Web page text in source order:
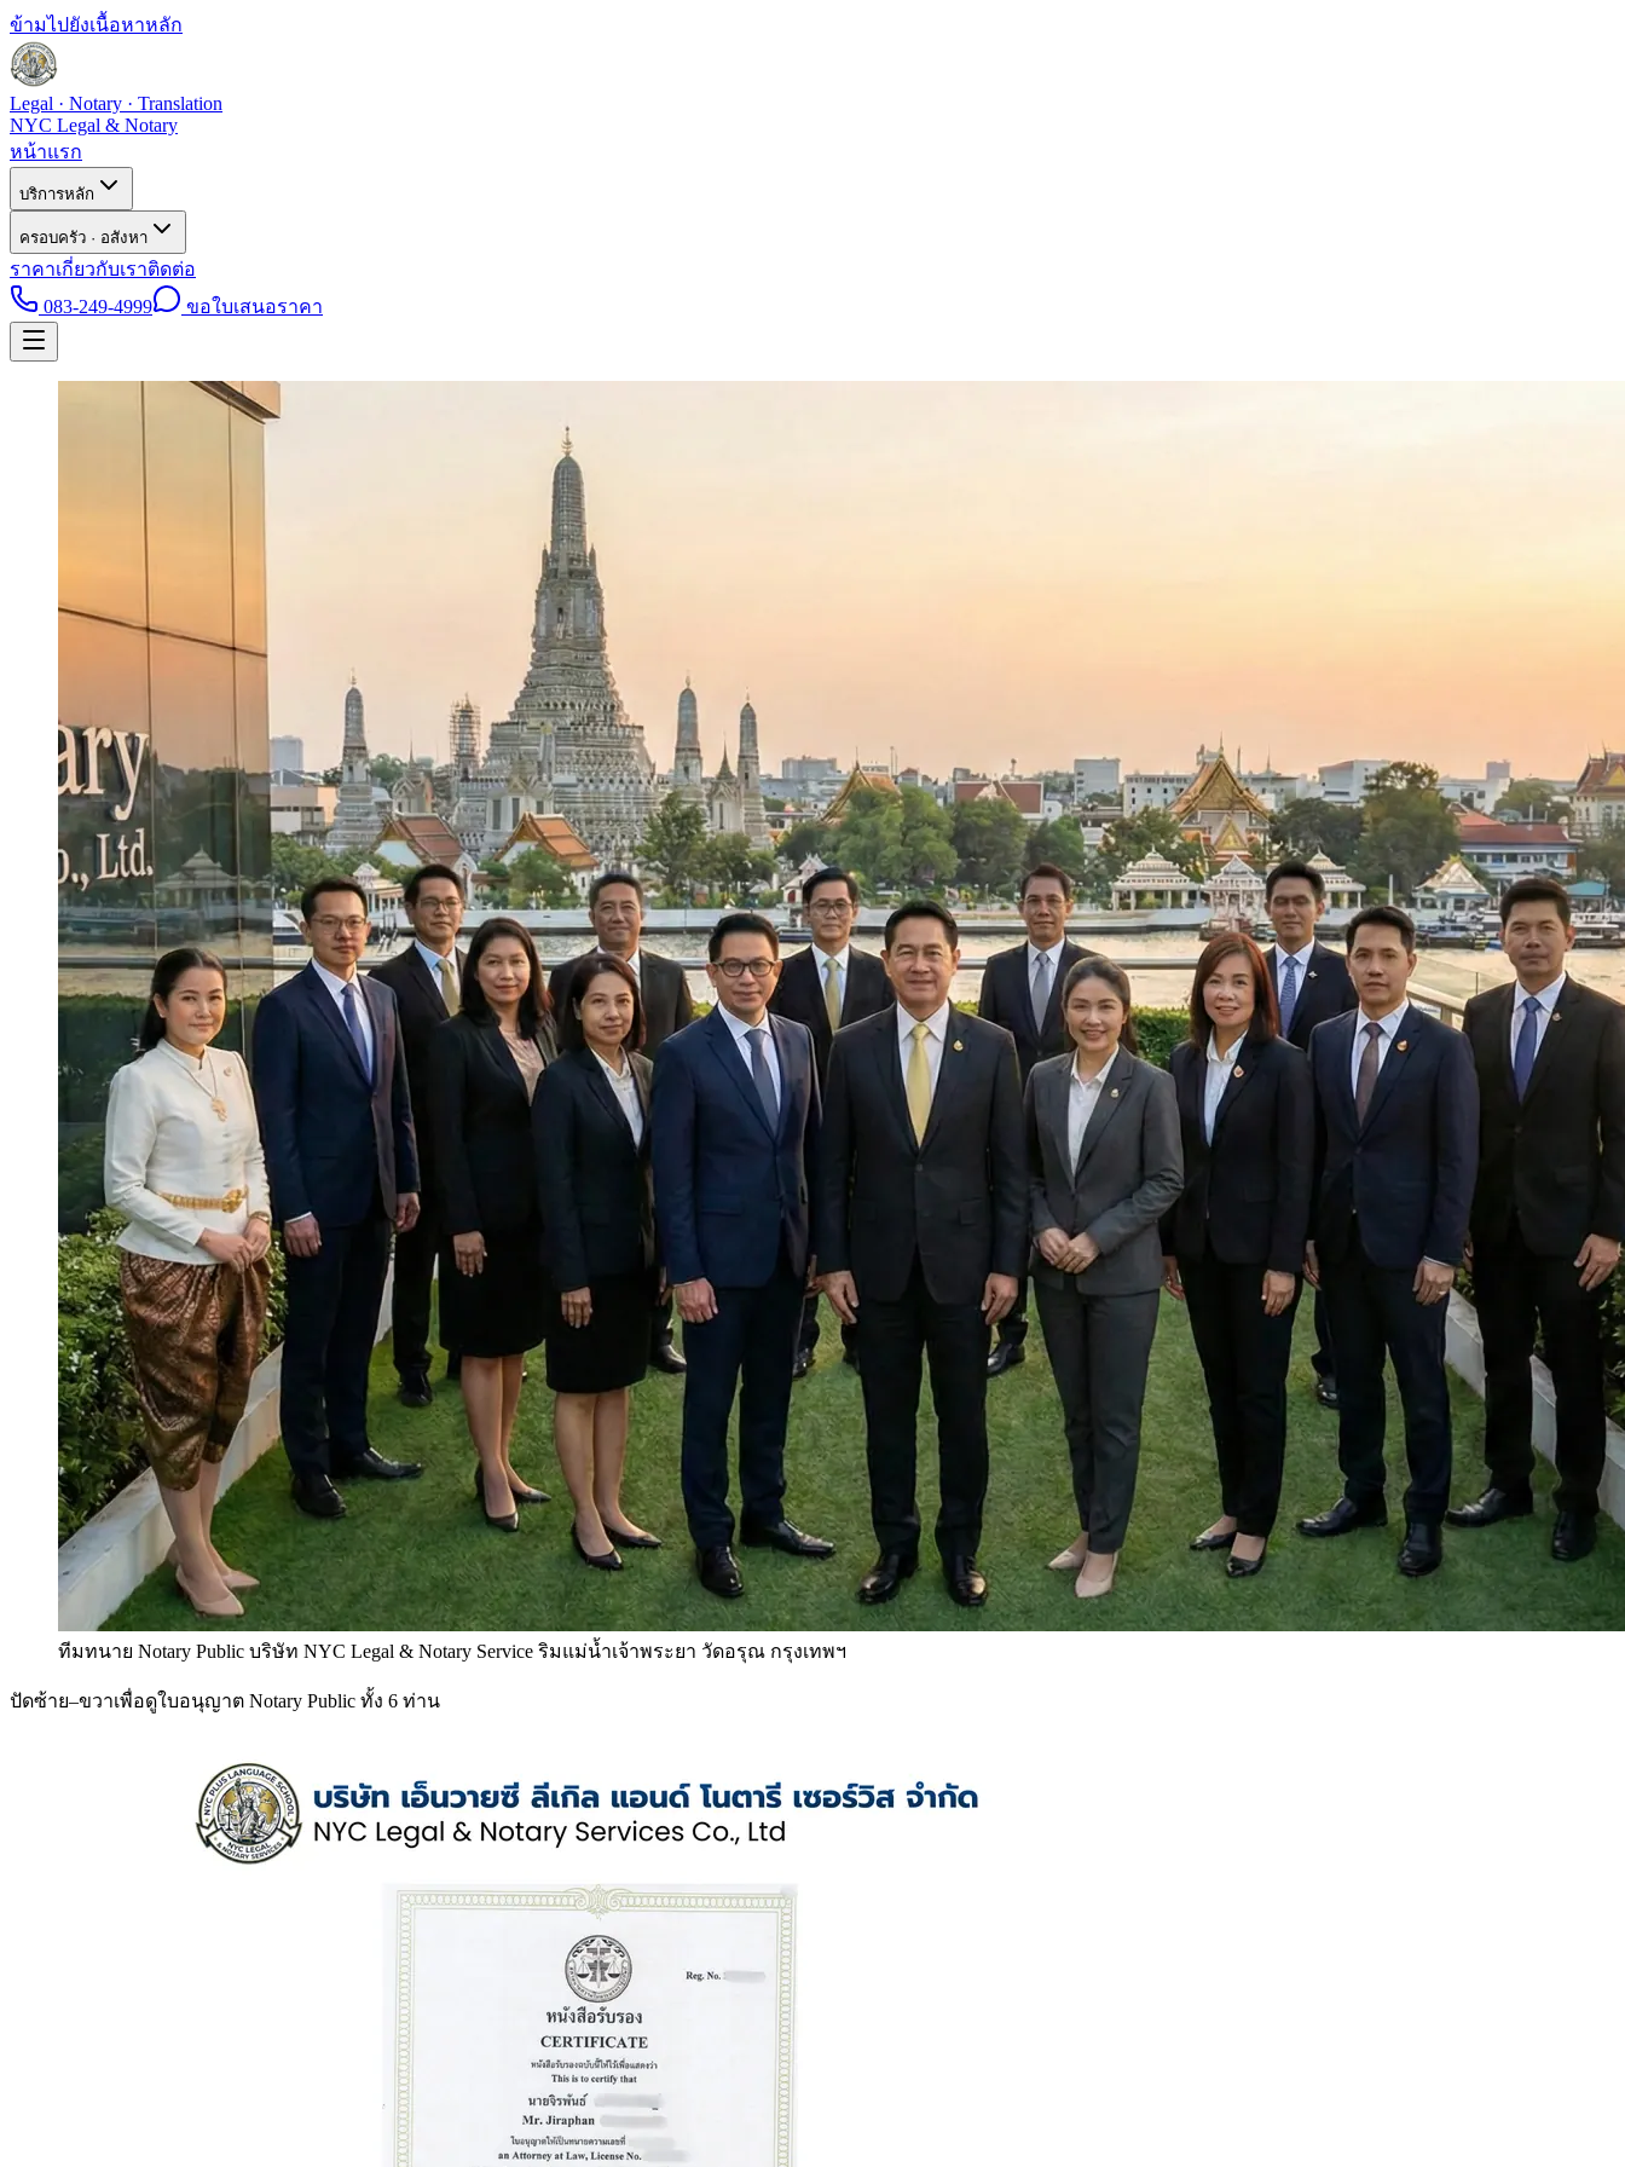
ข้ามไปยังเนื้อหาหลัก
Legal · Notary · Translation
NYC Legal & Notary
หน้าแรก
บริการหลัก
ครอบครัว · อสังหา
ราคาเกี่ยวกับเราติดต่อ
083-249-4999
ขอใบเสนอราคา
ทีมทนาย Notary Public บริษัท NYC Legal & Notary Service ริมแม่น้ำเจ้าพระยา วัดอรุณ กรุงเทพฯ
ปัดซ้าย–ขวาเพื่อดูใบอนุญาต Notary Public ทั้ง 6 ท่าน